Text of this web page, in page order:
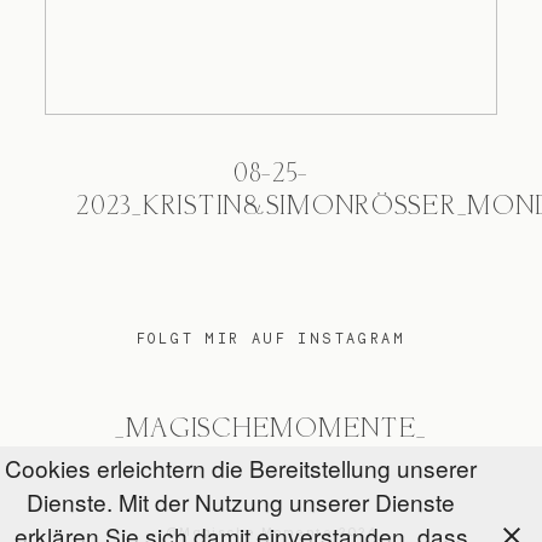
08-25-
FOLGT MIR AUF INSTAGRAM
_MAGISCHEMOMENTE_
@Magische Momente 2026
Cookies erleichtern die Bereitstellung unserer
Dienste. Mit der Nutzung unserer Dienste
erklären Sie sich damit einverstanden, dass